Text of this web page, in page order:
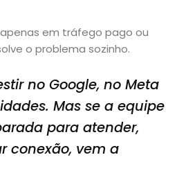
em tráfego pago ou
o problema sozinho.
no Google, no Meta
Mas se a equipe
para atender,
conexão, vem a